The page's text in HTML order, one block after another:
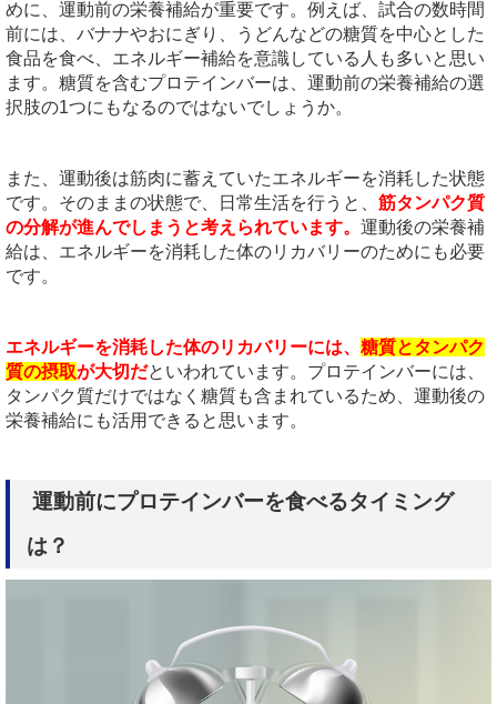
めに、運動前の栄養補給が重要です。例えば、試合の数時間
前には、バナナやおにぎり、うどんなどの糖質を中心とした
食品を食べ、エネルギー補給を意識している人も多いと思い
ます。糖質を含むプロテインバーは、運動前の栄養補給の選
択肢の1つにもなるのではないでしょうか。
また、運動後は筋肉に蓄えていたエネルギーを消耗した状態
です。そのままの状態で、日常生活を行うと、 筋タンパク質
の分解が進んでしまうと考えられています。 運動後の栄養補
給は、エネルギーを消耗した体のリカバリーのためにも必要
です。
エネルギーを消耗した体のリカバリーには、 糖質とタンパク
質の摂取が大切だといわれています。プロテインバーには、
タンパク質だけではなく糖質も含まれているため、運動後の
栄養補給にも活用できると思います。
運動前にプロテインバーを食べるタイミング
は？